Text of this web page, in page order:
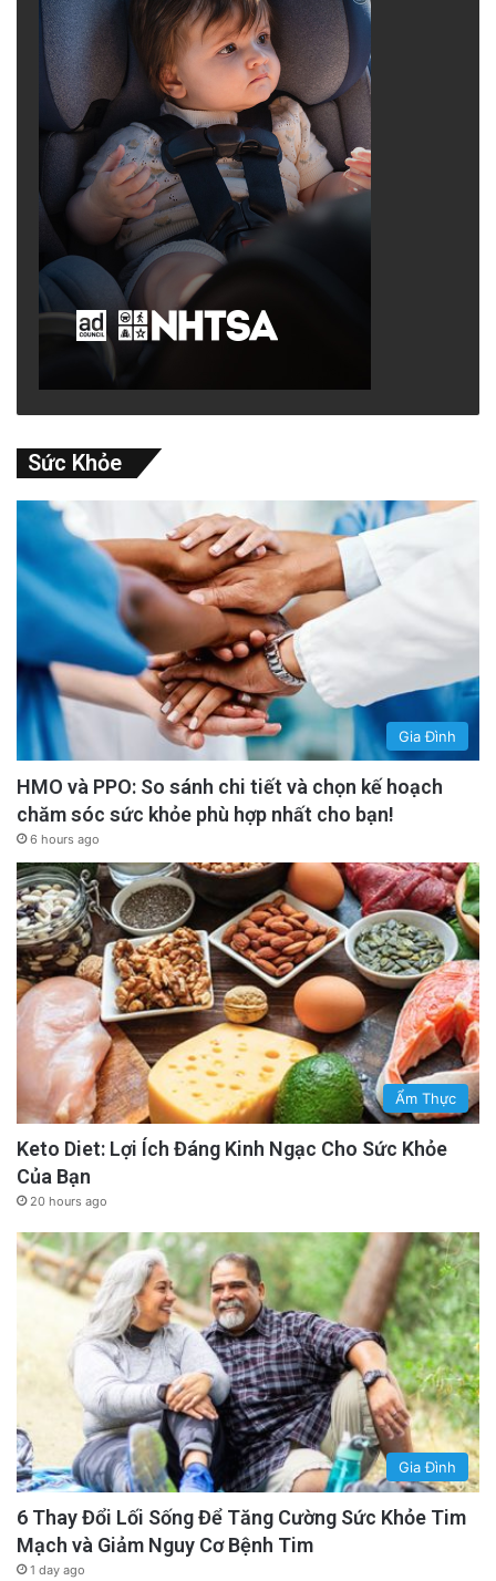
Sức Khỏe
Gia Đình
HMO và PPO: So sánh chi tiết và chọn kế hoạch
chăm sóc sức khỏe phù hợp nhất cho bạn!
6 hours ago
Ẩm Thực
Keto Diet: Lợi Ích Đáng Kinh Ngạc Cho Sức Khỏe
Của Bạn
20 hours ago
Gia Đình
6 Thay Đổi Lối Sống Để Tăng Cường Sức Khỏe Tim
Mạch và Giảm Nguy Cơ Bệnh Tim
1 day ago